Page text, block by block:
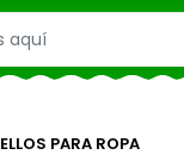
PARA ROPA